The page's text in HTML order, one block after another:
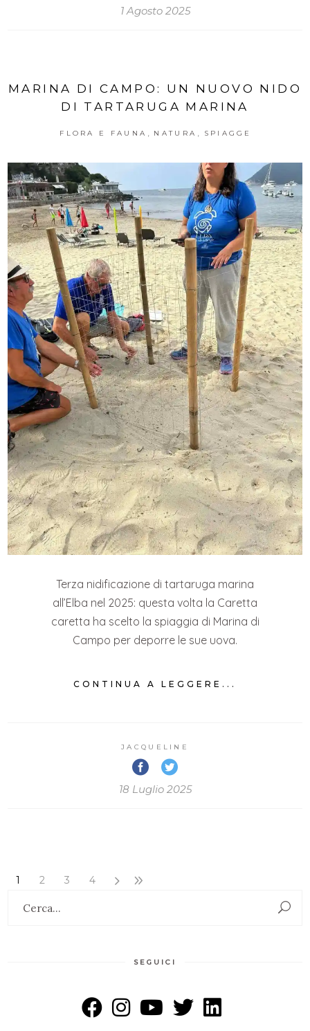
1 Agosto 2025
MARINA DI CAMPO: UN NUOVO NIDO
DI TARTARUGA MARINA
FLORA E FAUNA NATURA SPIAGGE
Terza nidificazione di tartaruga marina
all’Elba nel 2025: questa volta la Caretta
caretta ha scelto la spiaggia di Marina di
Campo per deporre le sue uova.
CONTINUA A LEGGERE...
JACQUELINE
18 Luglio 2025
1 2 3 4
SEGUICI